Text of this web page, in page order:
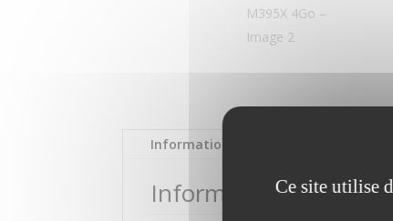
Informations complémentaires
InformationsCe site utilise